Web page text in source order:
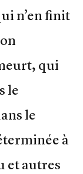
n’en finit
qui
le
le
à
et autres